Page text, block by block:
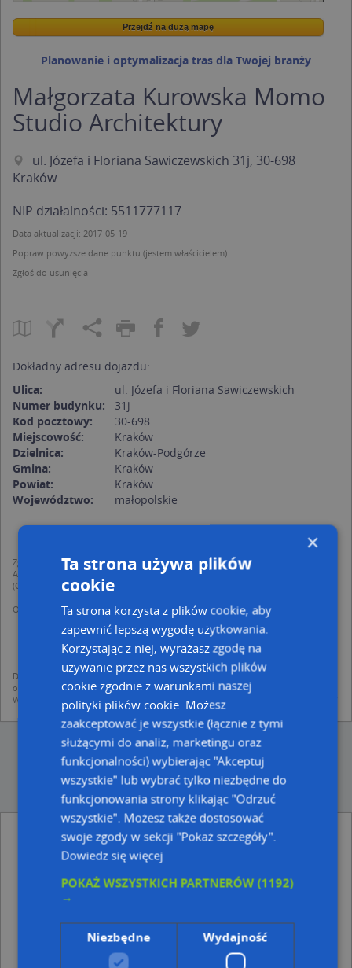
Wstaw tę mapkę na swoją stronę
Przejdź na dużą mapę
Przejdź na dużą mapę
Planowanie i optymalizacja tras dla Twojej branży
Małgorzata Kurowska Momo
Studio Architektury
ul. Józefa i Floriana Sawiczewskich 31j, 30-698
Kraków
NIP działalności: 5511777117
Data aktualizacji: 2017-05-19
Popraw powyższe dane punktu (jestem właścicielem).
Zgłoś do usunięcia
Dokładny adresu dojazdu:
Ulica:
ul. Józefa i Floriana Sawiczewskich
Numer budynku:
31j
Kod pocztowy:
30-698
Miejscowość:
Kraków
Dzielnica:
Kraków-Podgórze
Gmina:
Kraków
Powiat:
Kraków
Województwo:
małopolskie
Zgodnie z Rozporządzeniem PE i Rady (UE) o Ochronie Danych Osobowych
Administratorem (RODO), administratorem danych jest AutoMapa sp. z o.o.
(Operator) z siedzibą w Warszawie przy ulicy Domaniewskiej 37.
Operator przetwarza dane osobowe w celu:
dodania ich do bazy Targeo oraz publikacji w wyszukiwarce firm i na
mapach (art. 6 ust. 1 lit. f RODO)
udostępniania danych o firmach partnerom biznesowym operatora (art.
6 ust. 1 lit. f RODO)
Dane pochodzą z publicznych baz CEIDG, GUS, REGON, z firmowych stron www
oraz od podmiotów zewnętrznych.
Więcej informacji dot. RODO:
http://regulamin.automapa.pl/odo_przetwarzanie/
Adresy w pobliżu
Kraków, Sawiczewskich Józefa i Floriana 31j, Ulica (30-698)
(→ 14 m)
(→ 25 m)
Kraków, Sawiczewskich Józefa i Floriana 31b, Ulica (30-
×
Ta strona używa plików
cookie
Ta strona korzysta z plików cookie, aby
zapewnić lepszą wygodę użytkowania.
Korzystając z niej, wyrażasz zgodę na
używanie przez nas wszystkich plików
cookie zgodnie z warunkami naszej
polityki plików cookie. Możesz
zaakceptować je wszystkie (łącznie z tymi
służącymi do analiz, marketingu oraz
funkcjonalności) wybierając "Akceptuj
wszystkie" lub wybrać tylko niezbędne do
funkcjonowania strony klikając "Odrzuć
wszystkie". Możesz także dostosować
swoje zgody w sekcji "Pokaż szczegóły".
Dowiedz się więcej
POKAŻ WSZYSTKICH PARTNERÓW(1192)
→
Niezbędne Wydajność